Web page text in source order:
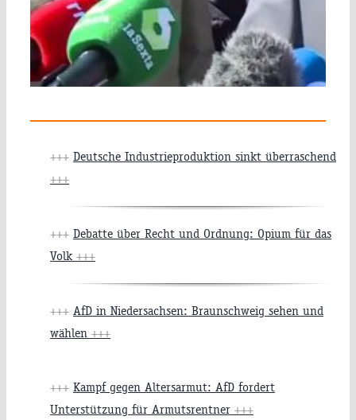
+++ Deutsche Industrieproduktion sinkt überraschend
+++
+++ Debatte über Recht und Ordnung: Opium für das
Volk +++
+++ AfD in Niedersachsen: Braunschweig sehen und
wählen +++
+++ Kampf gegen Altersarmut: AfD fordert
Unterstützung für Armutsrentner +++